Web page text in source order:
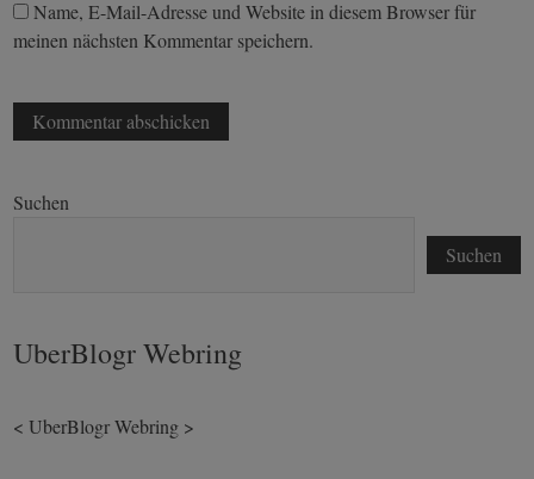
Name, E-Mail-Adresse und Website in diesem Browser für
meinen nächsten Kommentar speichern.
Suchen
Suchen
UberBlogr Webring
< UberBlogr Webring >